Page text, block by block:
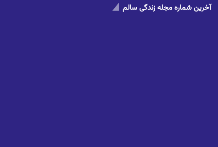
آخرین شماره مجله زندگی سالم